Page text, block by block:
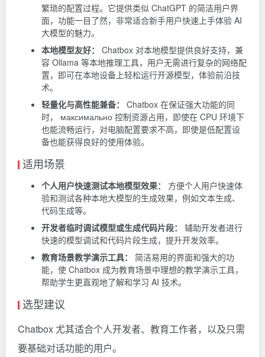
繁琐的配置过程。它提供类似 ChatGPT 的简洁用户界
面，功能一目了然，非常适合新手用户快速上手体验 AI
大模型的魅力。
本地模型友好：
Chatbox 对本地模型提供良好支持，兼
容 Ollama 等本地推理工具，用户无需进行复杂的网络配
置，即可在本地设备上轻松运行开源模型，体验前沿技
术。
轻量化与高性能兼备：
Chatbox 在保证强大功能的同
时， максимально 控制资源占用，即使在 CPU 环境下
也能流畅运行，对电脑配置要求不高，即使是低配置设
备也能获得良好的使用体验。
适用场景
个人用户快速测试本地模型效果：
方便个人用户快速体
验和测试各种本地大模型的生成效果，例如文本生成、
代码生成等。
开发者临时调试模型或生成代码片段：
辅助开发者进行
快速的模型调试和代码片段生成，提升开发效率。
教育场景教学演示工具：
简洁易用的界面和强大的功
能，使 Chatbox 成为教育场景中理想的教学演示工具，
帮助学生更直观地了解和学习 AI 技术。
选型建议
Chatbox 尤其适合个人开发者、教育工作者，以及只需
要基础对话功能的用户。